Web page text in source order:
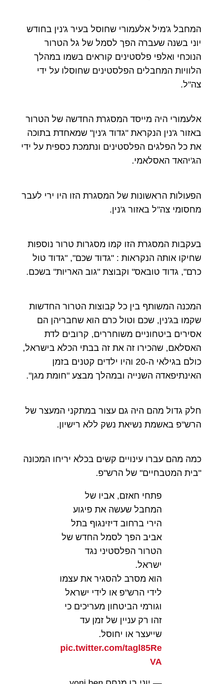
המחבל ג'מיל אלעמורי שחוסל בעיר ג'נין בחודש
יוני בשנה שעברה הפך לסמל של גל הטרור
הנוכחי ואלפי פלסטינים קוראים בשמו במהלך
הלוויות המחבלים הפלסטינים שחוסלו על ידי
צה"ל.
אלעמורי היה מייסד המסגרת החדשה של הטרור
באזור ג'נין הנקראת "גדוד ג'נין" שמאחדת בתוכה
את כל הפלגים הפלסטינים ונתמכת כספית על ידי
הג'יהאד האסלאמי.
הפעולות הראשונות של המסגרת הזו היו ירי לעבר
מחסומי צה"ל באזור ג'נין.
בעקבות המסגרת הזו קמו מסגרות טרור נוספות
שחיקו אותה הנקראות : "גדוד שכם", "גדוד טול
כרם", גדוד טובאס" וקבוצת "גוב האריות" בשכם.
המכנה המשותף בין כל קבוצות הטרור החדשות
שקמו בג'נין, שכם וטול כרם הוא שחבריהן הם
אסירים ביטחוניים משוחררים, קרובים לדת
האסלאם, שהכירו זה את זה בבתי הכלא בישראל,
כולם בגילאי ה-20 והיו ילדים קטנים בזמן
האינתיפאדה השנייה ובמהלך מבצע "חומת מגן".
חלק גדול מהם היה גם עצור במתקני המעצר של
הרש"פ באשמת נשיאת נשק ללא רישיון.
כמה מהם עברו עינויים קשים בכלא יריחו המכונה
"בית המטבחיים" של הרש"פ.
פתחי חאזם, אביו של
המחבל שעשה את פיגוע
הירי ברחוב דיזינגוף בתל
אביב הפך לסמל החדש של
הטרור הפלסטיני נגד
ישראל.
הוא מסרב להסגיר את עצמו
לידי הרש"פ או לידי ישראל
וגורמי הביטחון מעריכים כי
זהו רק עניין של זמן עד
שייעצר או יחוסל.
pic.twitter.com/tagl85Re
VA